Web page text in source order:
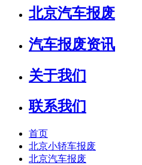
北京汽车报废
汽车报废资讯
关于我们
联系我们
首页
北京小轿车报废
北京汽车报废